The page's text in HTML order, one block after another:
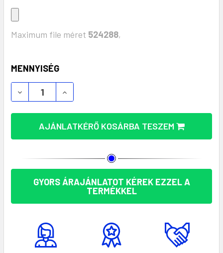
Maximum file méret 524288,
KÉSZLET:
MENNYISÉG
KOMPAKT KARABINER IRÁNYTŰVEL – CLARK
KOMPAKT KARABINER IRÁNYTŰVEL –
AJÁNLATKÉRŐ KOSÁRBA TESZEM
GYORS ÁRAJÁNLATOT KÉREK EZZEL A
TERMÉKKEL